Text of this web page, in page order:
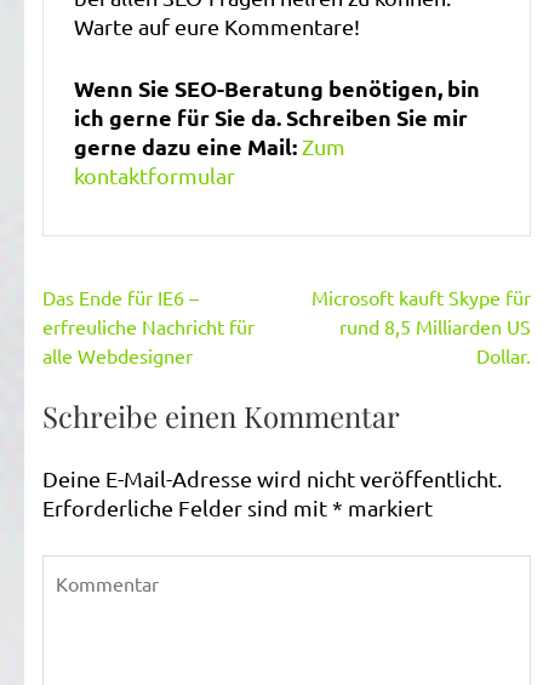
Warte auf eure Kommentare!
Wenn Sie SEO-Beratung benötigen, bin
ich gerne für Sie da. Schreiben Sie mir
gerne dazu eine Mail: Zum
kontaktformular
Beitragsnavigation
Das Ende für IE6 –
erfreuliche Nachricht für
alle Webdesigner
Microsoft kauft Skype für
rund 8,5 Milliarden US
Dollar.
Schreibe einen Kommentar
Deine E-Mail-Adresse wird nicht veröffentlicht.
Erforderliche Felder sind mit* markiert